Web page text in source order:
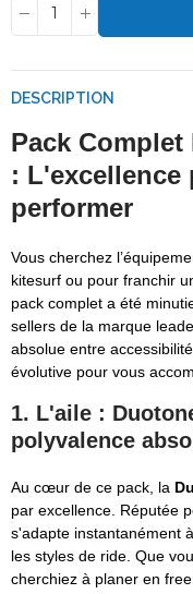
DESCRIPTION
Pack
: L'excellence
performer
Vous cherchez
kitesurf ou pour franchir
pack complet a été
sellers de la marque
absolue entre
évolutive pour vous
1. L'aile :
polyvalence
Au cœur de ce pack, la
par excellence. Réputée
s'adapte instantanément
les styles de ride. Que
cherchiez à planer en